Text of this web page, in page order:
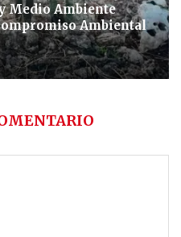
Medio Ambiente
Ambiental